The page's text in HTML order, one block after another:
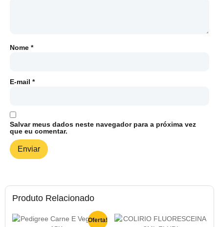
Produto Relacionado
Oferta!
Nome *
E-mail *
Salvar meus dados neste navegador para a próxima vez
que eu comentar.